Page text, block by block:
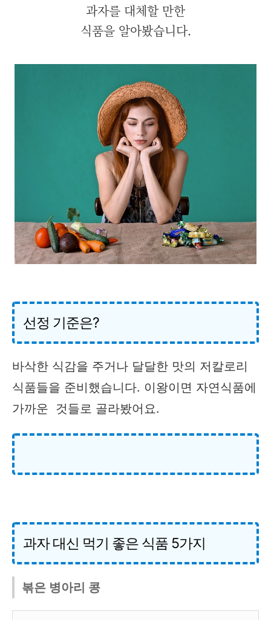
과자를 대체할 만한
식품을 알아봤습니다.
선정 기준은?
바삭한 식감을 주거나 달달한 맛의 저칼로리
식품들을 준비했습니다. 이왕이면 자연식품에
가까운 것들로 골라봤어요.
과자 대신 먹기 좋은 식품 5가지
볶은 병아리 콩